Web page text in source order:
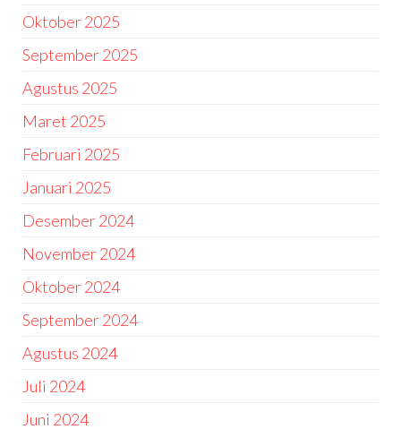
Oktober 2025
September 2025
Agustus 2025
Maret 2025
Februari 2025
Januari 2025
Desember 2024
November 2024
Oktober 2024
September 2024
Agustus 2024
Juli 2024
Juni 2024